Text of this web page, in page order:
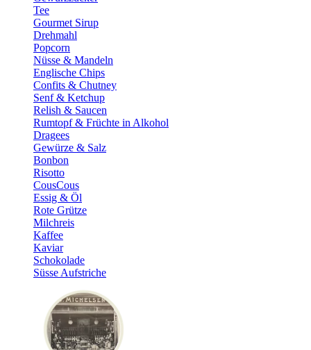
Tee
Gourmet Sirup
Drehmahl
Popcorn
Nüsse & Mandeln
Englische Chips
Confits & Chutney
Senf & Ketchup
Relish & Saucen
Rumtopf & Früchte in Alkohol
Dragees
Gewürze & Salz
Bonbon
Risotto
CousCous
Essig & Öl
Rote Grütze
Milchreis
Kaffee
Kaviar
Schokolade
Süsse Aufstriche